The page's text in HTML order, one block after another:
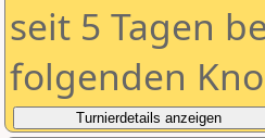
seit 5 Tagen
folgenden